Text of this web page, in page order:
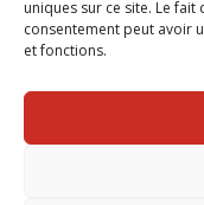
uniques sur ce site. Le
consentement peut avoir
et fonctions.
© 2025 Nouvel R